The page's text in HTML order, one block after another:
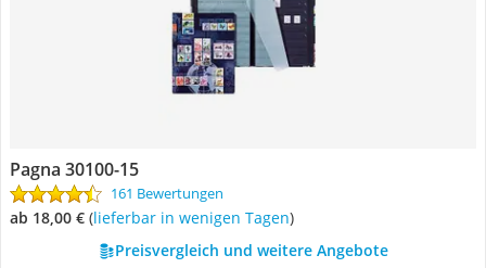
Pagna 30100-15
161 Bewertungen
ab 18,00 € ( Lieferbar in wenigen Tagen)
Preisvergleich und weitere Angebote